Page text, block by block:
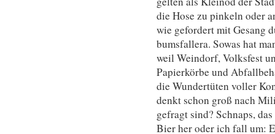
die Hose zu pinkeln oder
wie gefordert mit Gesang
bumsfallera. Sowas hat
weil Weindorf, Volksfest
Papierkörbe und
die Wundertüten voller
denkt schon groß nach
gefragt sind? Schnaps,
Bier her oder ich fall um: